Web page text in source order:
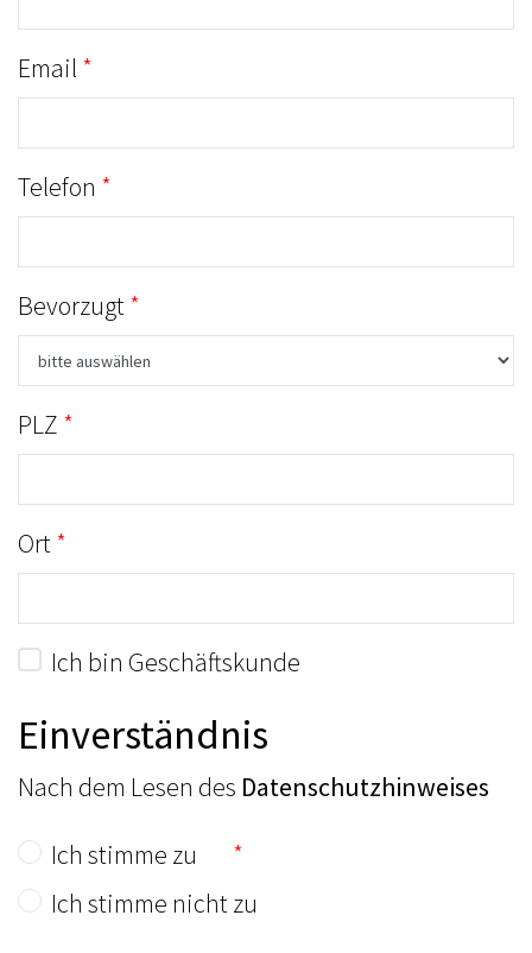
Email
Telefon
Bevorzugt
PLZ
Ort
Ich bin Geschäftskunde
Einverständnis
Nach dem Lesen des Datenschutzhinweises
Ich stimme zu
Ich stimme nicht zu